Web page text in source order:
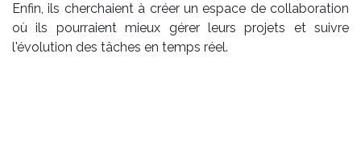
Enfin, ils cherchaient à créer un espace de collaboration
où ils pourraient mieux gérer leurs projets et suivre
l'évolution des tâches en temps réel.